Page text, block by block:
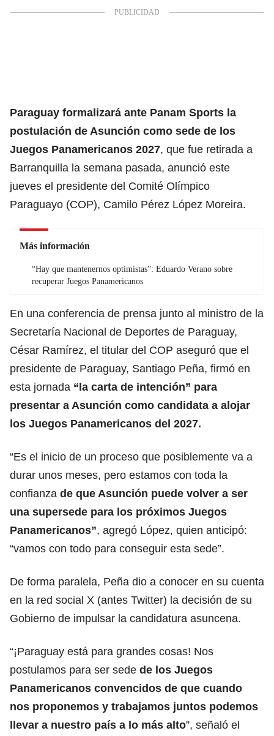
Paraguay formalizará ante Panam Sports la
postulación de Asunción como sede de los
Juegos Panamericanos 2027, que fue retirada a
Barranquilla la semana pasada, anunció este
jueves el presidente del Comité Olímpico
Paraguayo (COP), Camilo Pérez López Moreira.
Más información
“Hay que mantenernos optimistas”: Eduardo Verano sobre
recuperar Juegos Panamericanos
En una conferencia de prensa junto al ministro de la
Secretaría Nacional de Deportes de Paraguay,
César Ramírez, el titular del COP aseguró que el
presidente de Paraguay, Santiago Peña, firmó en
esta jornada “la carta de intención” para
presentar a Asunción como candidata a alojar
los Juegos Panamericanos del 2027.
“Es el inicio de un proceso que posiblemente va a
durar unos meses, pero estamos con toda la
confianza de que Asunción puede volver a ser
una supersede para los próximos Juegos
Panamericanos”, agregó López, quien anticipó:
“vamos con todo para conseguir esta sede”.
De forma paralela, Peña dio a conocer en su cuenta
en la red social X (antes Twitter) la decisión de su
Gobierno de impulsar la candidatura asuncena.
“¡Paraguay está para grandes cosas! Nos
postulamos para ser sede de los Juegos
Panamericanos convencidos de que cuando
nos proponemos y trabajamos juntos podemos
llevar a nuestro país a lo más alto”, señaló el